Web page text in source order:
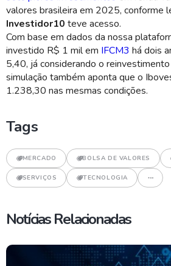
valores brasileira em 2025, conforme
Investidor10 teve acesso.
Com base em dados da nossa
investido R$ 1 mil em IFCM3 há dois
5,40, já considerando o
simulação também aponta que o
1.238,30 nas mesmas condições.
Tags
MERCADO BOLSA DE VALORES
SERVIÇOS TECNOLOGIA
Notícias Relacionadas